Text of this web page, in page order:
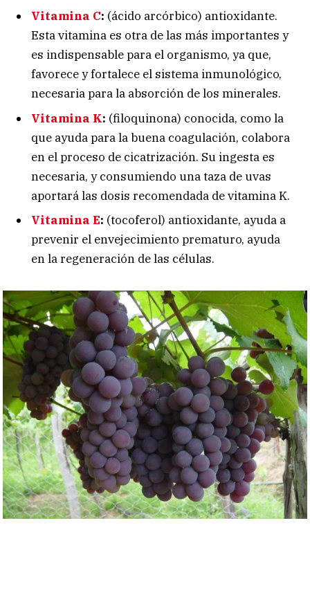
Vitamina C: (ácido arcórbico) antioxidante.
Esta vitamina es otra de las más importantes y
es indispensable para el organismo, ya que,
favorece y fortalece el sistema inmunológico,
necesaria para la absorción de los minerales.
Vitamina K: (filoquinona) conocida, como la
que ayuda para la buena coagulación, colabora
en el proceso de cicatrización. Su ingesta es
necesaria, y consumiendo una taza de uvas
aportará las dosis recomendada de vitamina K.
Vitamina E: (tocoferol) antioxidante, ayuda a
prevenir el envejecimiento prematuro, ayuda
en la regeneración de las células.